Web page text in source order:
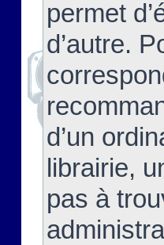
permet
d’autre.
d’un
librairie,
pas à